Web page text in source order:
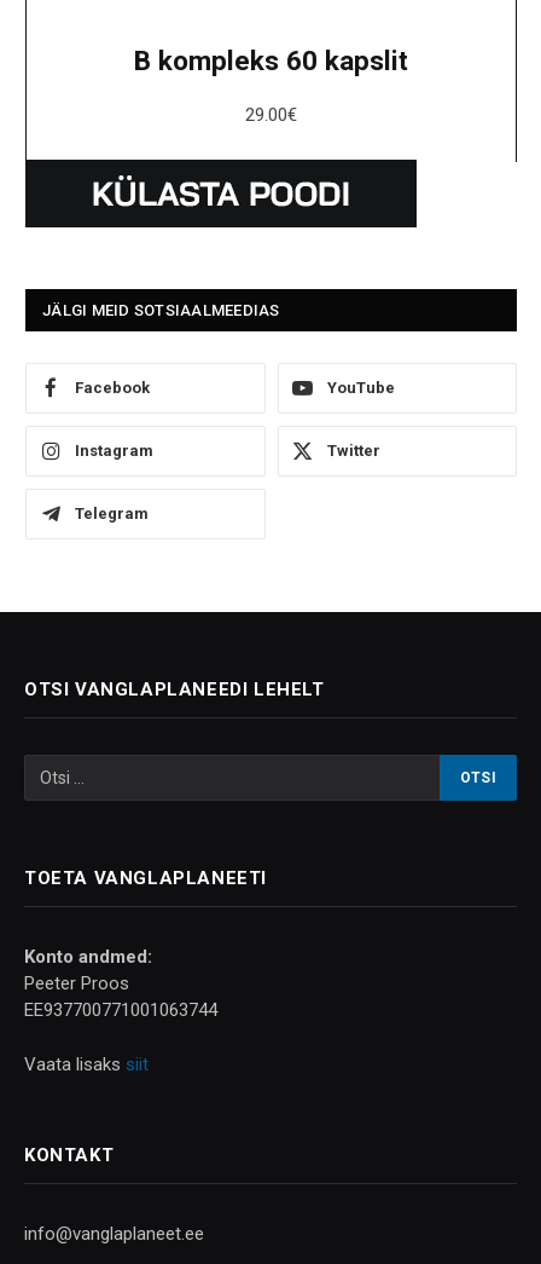
B kompleks 60 kapslit
29.00€
JÄLGI MEID SOTSIAALMEEDIAS
Facebook YouTube
Instagram Twitter
Telegram
OTSI VANGLAPLANEEDI LEHELT
TOETA VANGLAPLANEETI
Konto andmed:
Peeter Proos
EE937700771001063744
Vaata lisaks siit
KONTAKT
info@vanglaplaneet.ee